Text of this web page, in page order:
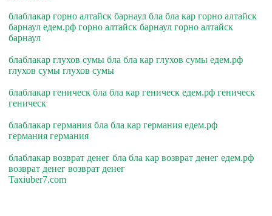
блаблакар горно алтайск барнаул бла бла кар горно алтайск
барнаул едем.рф горно алтайск барнаул горно алтайск
барнаул
блаблакар глухов сумы бла бла кар глухов сумы едем.рф
глухов сумы глухов сумы
блаблакар геническ бла бла кар геническ едем.рф геническ
геническ
блаблакар германия бла бла кар германия едем.рф
германия германия
блаблакар возврат денег бла бла кар возврат денег едем.рф
возврат денег возврат денег
Taxiuber7.com